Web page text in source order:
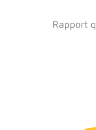
Rapport